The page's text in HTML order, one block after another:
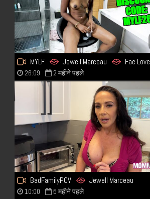
MYLF Jewell Marceau Fae Love
26:09 2 महीने पहले
BadFamilyPOV Jewell Marceau
10:00 5 महीने पहले